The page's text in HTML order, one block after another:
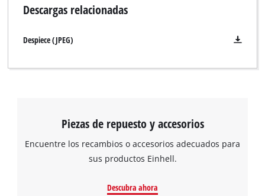
cargar el servicio Google Maps!
Descargas relacionadas
Despiece (JPEG)
Piezas de repuesto y accesorios
Encuentre los recambios o accesorios adecuados para
sus productos Einhell.
Descubra ahora